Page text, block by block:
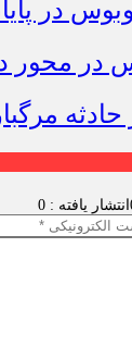
۴ زائر
انتشار یافته : 0